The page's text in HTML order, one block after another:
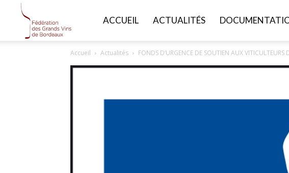
ACCUEIL ACTUALITÉS
Accueil Actualités FONDS D’URGENCE DE SOUTIEN AUX VITICULTEURS